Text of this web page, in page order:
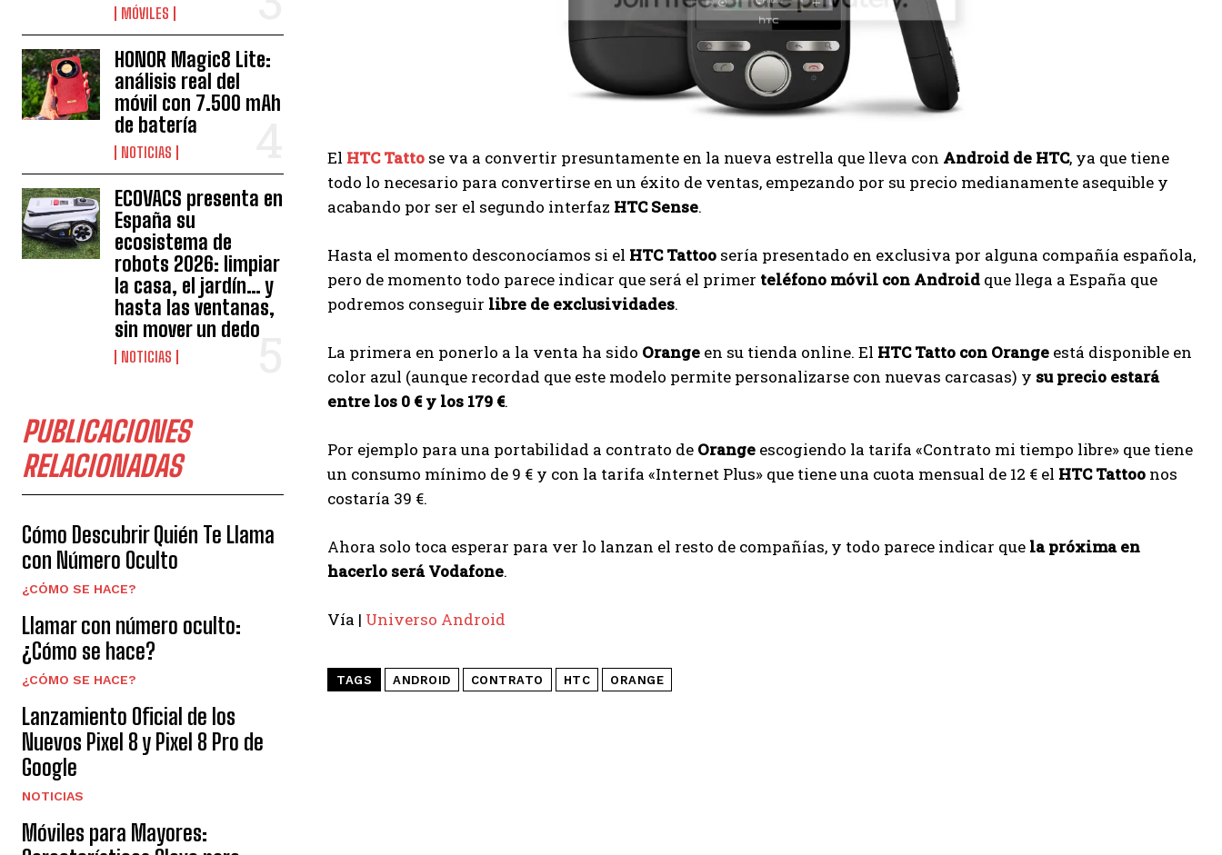
MÓVILES
HONOR Magic8 Lite:
análisis real del
móvil con 7.500 mAh
de batería
NOTICIAS
ECOVACS presenta en
España su
ecosistema de
robots 2026: limpiar
la casa, el jardín… y
hasta las ventanas,
sin mover un dedo
NOTICIAS
PUBLICACIONES
RELACIONADAS
Cómo Descubrir Quién Te Llama
con Número Oculto
¿CÓMO SE HACE?
Llamar con número oculto:
¿Cómo se hace?
¿CÓMO SE HACE?
Lanzamiento Oficial de los
Nuevos Pixel 8 y Pixel 8 Pro de
Google
NOTICIAS
Móviles para Mayores:
El HTC Tatto se va a convertir presuntamente en la nueva estrella que lleva con Android de HTC, ya que tiene
todo lo necesario para convertirse en un éxito de ventas, empezando por su precio medianamente asequible y
acabando por ser el segundo interfaz HTC Sense.
Hasta el momento desconocíamos si el HTC Tattoo sería presentado en exclusiva por alguna compañía española,
pero de momento todo parece indicar que será el primer teléfono móvil con Android que llega a España que
podremos conseguir libre de exclusividades.
La primera en ponerlo a la venta ha sido Orange en su tienda online. El HTC Tatto con Orange está disponible en
color azul (aunque recordad que este modelo permite personalizarse con nuevas carcasas) y su precio estará
entre los 0 € y los 179 €.
Por ejemplo para una portabilidad a contrato de Orange escogiendo la tarifa «Contrato mi tiempo libre» que tiene
un consumo mínimo de 9 € y con la tarifa «Internet Plus» que tiene una cuota mensual de 12 € el HTC Tattoo nos
costaría 39 €.
Ahora solo toca esperar para ver lo lanzan el resto de compañías, y todo parece indicar que la próxima en
hacerlo será Vodafone.
Vía | Universo Android
TAGS ANDROID CONTRATO HTC ORANGE